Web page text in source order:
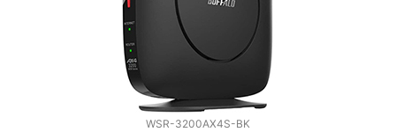
WSR-3200AX4S-BK